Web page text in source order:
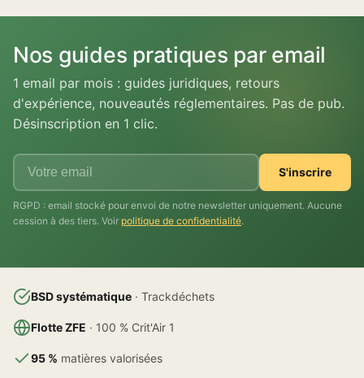
Nos guides pratiques par email
1 email par mois : guides juridiques, retours
d'expérience, nouveautés réglementaires. Pas de pub.
Désinscription en 1 clic.
S'inscrire
RGPD : email stocké pour envoi de notre newsletter uniquement. Aucune
cession à des tiers. Voir politique de confidentialité.
BSD systématique · Trackdéchets
Flotte ZFE · 100 % Crit'Air 1
95 % matières valorisées